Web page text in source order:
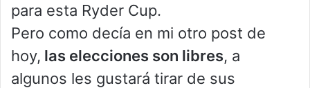
para esta Ryder Cup.
Pero como decía en mi otro post de
hoy, las elecciones son libres, a
algunos les gustará tirar de sus